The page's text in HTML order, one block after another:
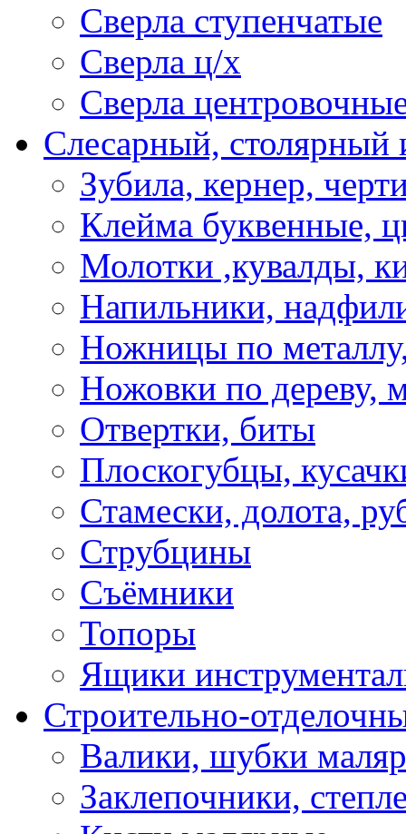
Сверла ступенчатые
Сверла ц/х
Сверла
Слесарный, столярный
Зубила, кернер,
Клейма буквенные,
Молотки ,кувалды,
Напильники,
Ножницы по
Ножовки по дереву,
Отвертки, биты
Плоскогубцы,
Стамески, долота,
Струбцины
Съёмники
Топоры
Ящики
Строительно-
Валики, шубки
Заклепочники,